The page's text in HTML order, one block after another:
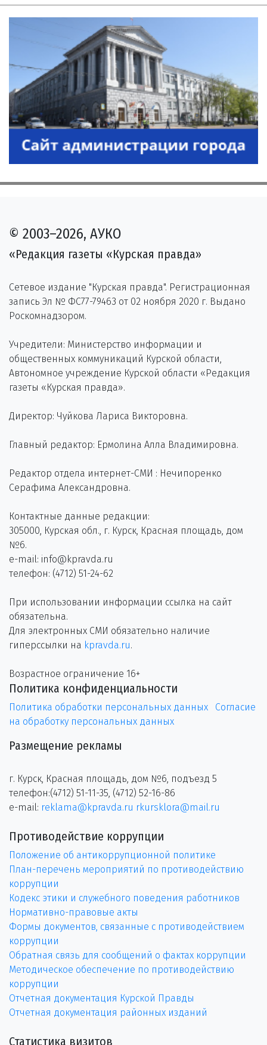
© 2003–2026, АУКО
«Редакция газеты «Курская правда»
Сетевое издание "Курская правда". Регистрационная
запись Эл № ФС77-79463 от 02 ноября 2020 г. Выдано
Роскомнадзором.
Учредители: Министерство информации и
общественных коммуникаций Курской области,
Автономное учреждение Курской области «Редакция
газеты «Курская правда».
Директор: Чуйкова Лариса Викторовна.
Главный редактор: Ермолина Алла Владимировна.
Редактор отдела интернет-СМИ : Нечипоренко
Серафима Александровна.
Контактные данные редакции:
305000, Курская обл., г. Курск, Красная площадь, дом
№6.
e-mail: info@kpravda.ru
телефон: (4712) 51-24-62
При использовании информации ссылка на сайт
обязательна.
Для электронных СМИ обязательно наличие
гиперссылки на kpravda.ru.
Возрастное ограничение 16+
Политика конфиденциальности
Политика обработки персональных данных
Согласие
на обработку персональных данных
Размещение рекламы
г. Курск, Красная площадь, дом №6, подъезд 5
телефон:(4712) 51-11-35, (4712) 52-16-86
e-mail: reklama@kpravda.ru rkursklora@mail.ru
Противодействие коррупции
Положение об антикоррупционной политике
План-перечень мероприятий по противодействию
коррупции
Кодекс этики и служебного поведения работников
Нормативно-правовые акты
Формы документов, связанные с противодействием
коррупции
Обратная связь для сообщений о фактах коррупции
Методическое обеспечение по противодействию
коррупции
Отчетная документация Курской Правды
Отчетная документация районных изданий
Статистика визитов